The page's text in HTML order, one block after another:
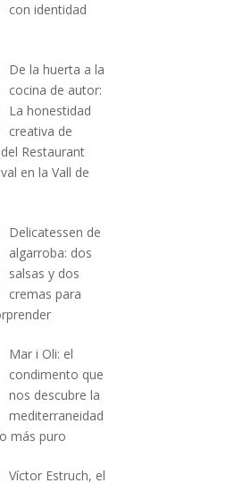
con identidad
De la huerta a la
cocina de autor:
La honestidad
creativa de
Restaurant
en la Vall de
Delicatessen de
algarroba: dos
salsas y dos
cremas para
Mar i Oli: el
condimento que
nos descubre la
mediterraneidad
más puro
Víctor Estruch, el